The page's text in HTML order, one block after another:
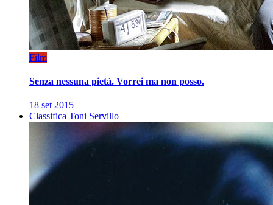
Film
Senza nessuna pietà. Vorrei ma non posso.
18 set 2015
Classifica Toni Servillo